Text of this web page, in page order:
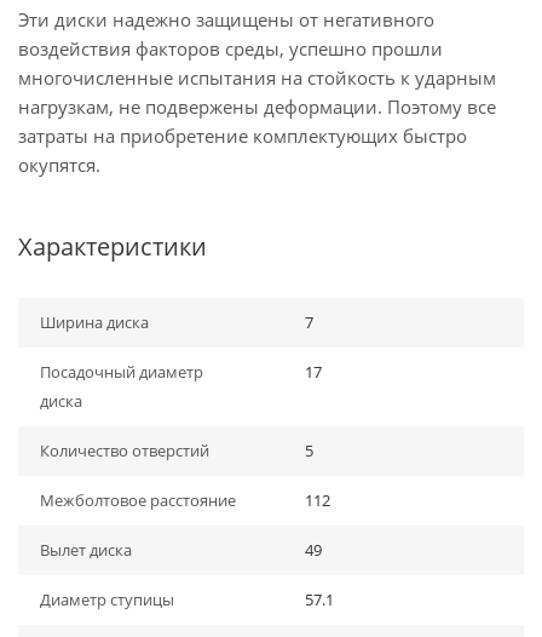
Эти диски надежно защищены от негативного
воздействия факторов среды, успешно прошли
многочисленные испытания на стойкость к ударным
нагрузкам, не подвержены деформации. Поэтому все
затраты на приобретение комплектующих быстро
окупятся.
Характеристики
Ширина диска 7
Посадочный диаметр
диска
17
Количество отверстий 5
Межболтовое расстояние 112
Вылет диска 49
Диаметр ступицы 57.1